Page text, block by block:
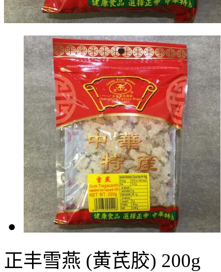
正丰雪燕 (黄芪胶) 200g